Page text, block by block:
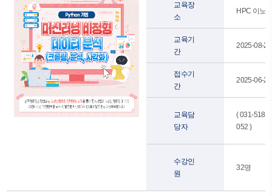
교육장
소
HPC 이노
교육기
간
2025-08-
접수기
간
2025-06-
교육담
당자
( 031-
052 )
수강인
원
32명